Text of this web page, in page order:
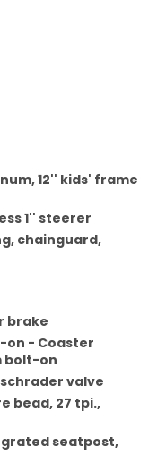
12'' kids' frame
1'' steerer
chainguard,
brake
on - Coaster
bolt-on
valve
bead, 27 tpi.,
seatpost,